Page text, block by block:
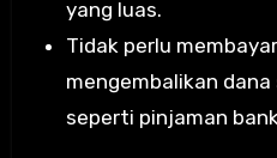
yang luas.
Tidak perlu
mengembalikan
seperti pinjaman